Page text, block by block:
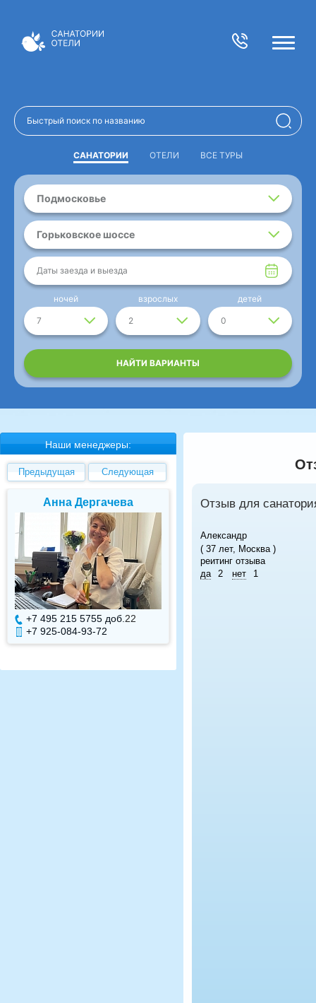
САНАТОРИИ ОТЕЛИ ВСЕ ТУРЫ
Подмосковье
Горьковское шоссе
Даты заезда и выезда
7
ночей
2
взрослых
0
детей
НАЙТИ ВАРИАНТЫ
Наши менеджеры:
Предыдущая Следующая
Анна Дергачева
+7 495 215 5755 доб. 22
+7 925-084-93-72
Елена
Отзыв для
Александр
( 37 лет, Москва )
реитинг отзыва
да
2 нет 1